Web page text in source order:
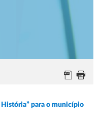
História” para o município